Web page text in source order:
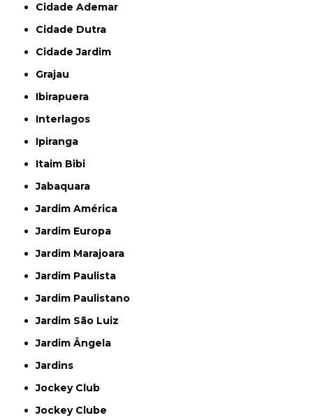
Cidade Ademar
Cidade Dutra
Cidade Jardim
Grajau
Ibirapuera
Interlagos
Ipiranga
Itaim Bibi
Jabaquara
Jardim América
Jardim Europa
Jardim Marajoara
Jardim Paulista
Jardim Paulistano
Jardim São Luiz
Jardim Ângela
Jardins
Jockey Club
Jockey Clube